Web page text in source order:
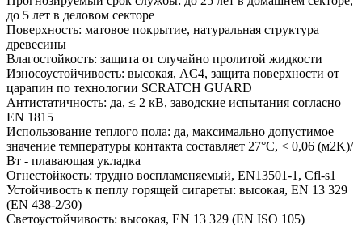
до 5 лет в деловом секторе
Поверхность: матовое покрытие, натуральная структура
древесины
Влагостойкость: защита от случайно пролитой жидкости
Износоустойчивость: высокая, AC4, защита поверхности от
царапин по технологии SCRATCH GUARD
Антистатичность: да, ≤ 2 кВ, заводские испытания согласно
EN 1815
Использование теплого пола: да, максимально допустимое
значение температуры контакта составляет 27°С, < 0,06 (м2K)/
Вт - плавающая укладка
Огнестойкость: трудно воспламеняемый, EN13501-1, Cfl-s1
Устойчивость к пеплу горящей сигареты: высокая, EN 13 329
(EN 438-2/30)
Светоустойчивость: высокая, EN 13 329 (EN ISO 105)